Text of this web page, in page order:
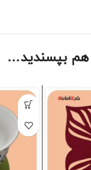
هم بپسندید…